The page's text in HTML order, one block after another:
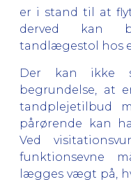
er i stand til at
derved kan
tandlægestol hos
Der kan ikke
begrundelse, at
tandplejetilbud
pårørende kan
Ved
funktionsevne
lægges vægt på,